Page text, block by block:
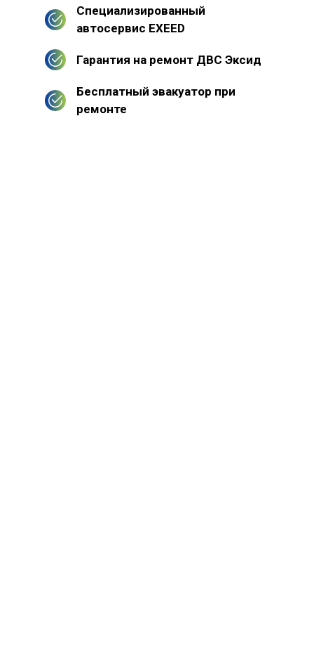
Специализированный
автосервис EXEED
Гарантия на ремонт ДВС Эксид
Бесплатный эвакуатор при
ремонте